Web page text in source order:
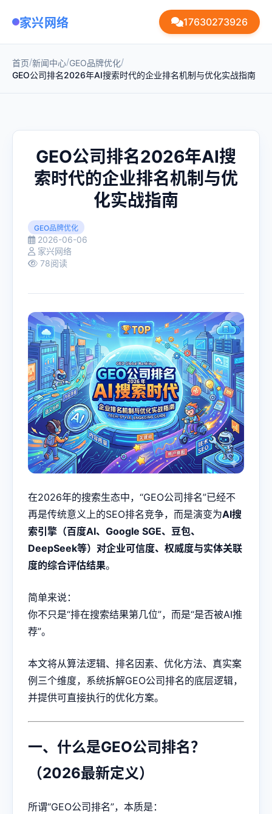
家兴网络 17630273926
首页/新闻中心/GEO品牌优化/
GEO公司排名2026年AI搜索时代的企业排名机制与优化实战指南
GEO公司排名2026年AI搜
索时代的企业排名机制与优
化实战指南
GEO品牌优化
2026-06-06
家兴网络
78阅读
在2026年的搜索生态中，“GEO公司排名”已经不
再是传统意义上的SEO排名竞争，而是演变为AI搜
索引擎（百度AI、Google SGE、豆包、
DeepSeek等）对企业可信度、权威度与实体关联
度的综合评估结果。
简单来说：
你不只是“排在搜索结果第几位”，而是“是否被AI推
荐”。
本文将从算法逻辑、排名因素、优化方法、真实案
例三个维度，系统拆解GEO公司排名的底层逻辑，
并提供可直接执行的优化方案。
一、什么是GEO公司排名？
（2026最新定义）
所谓“GEO公司排名”，本质是：